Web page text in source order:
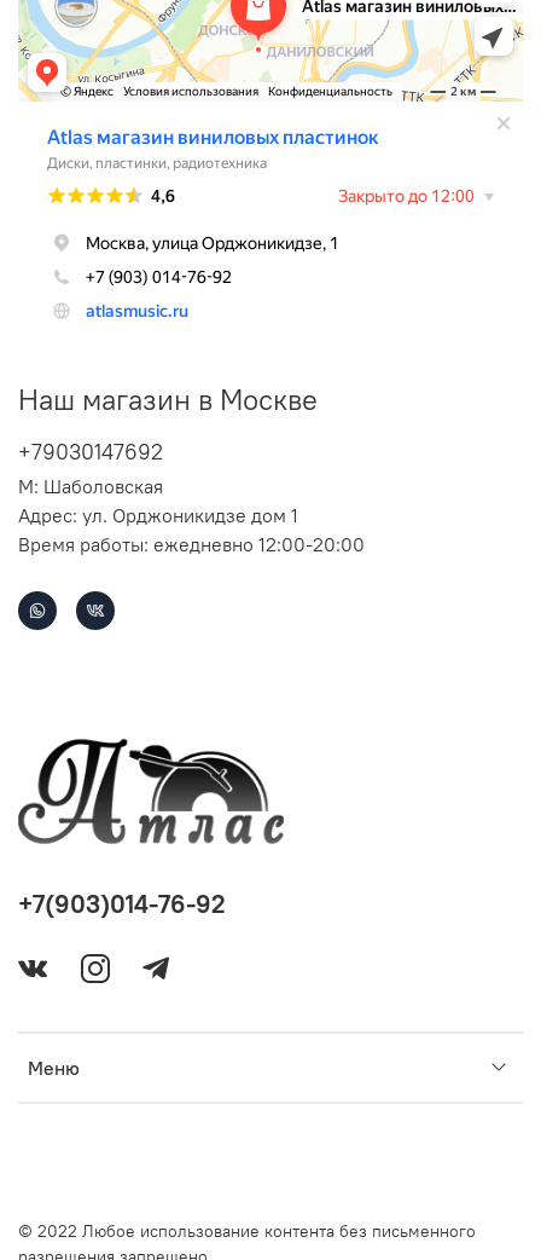
Наш магазин в Москве
+79030147692
М: Шаболовская
Адрес: ул. Орджоникидзе дом 1
Время работы: ежедневно 12:00-20:00
Меню
+7(903)014-76-92
© 2022 Любое использование контента без письменного